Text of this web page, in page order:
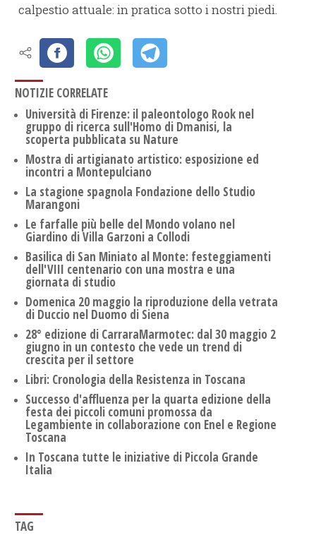
calpestio attuale: in pratica sotto i nostri piedi.
NOTIZIE CORRELATE
Università di Firenze: il paleontologo Rook nel
gruppo di ricerca sull'Homo di Dmanisi, la
scoperta pubblicata su Nature
Mostra di artigianato artistico: esposizione ed
incontri a Montepulciano
La stagione spagnola Fondazione dello Studio
Marangoni
Le farfalle più belle del Mondo volano nel
Giardino di Villa Garzoni a Collodi
Basilica di San Miniato al Monte: festeggiamenti
dell'VIII centenario con una mostra e una
giornata di studio
Domenica 20 maggio la riproduzione della vetrata
di Duccio nel Duomo di Siena
28° edizione di CarraraMarmotec: dal 30 maggio 2
giugno in un contesto che vede un trend di
crescita per il settore
Libri: Cronologia della Resistenza in Toscana
Successo d'affluenza per la quarta edizione della
festa dei piccoli comuni promossa da
Legambiente in collaborazione con Enel e Regione
Toscana
In Toscana tutte le iniziative di Piccola Grande
Italia
TAG